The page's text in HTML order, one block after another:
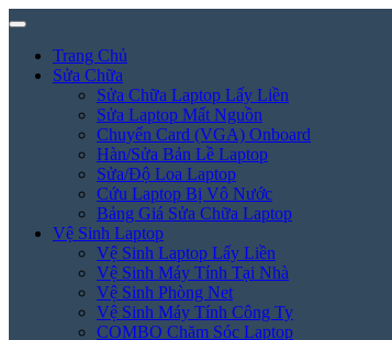
Trang Chủ
Sửa Chữa
Sửa Chữa Laptop Lấy Liền
Sửa Laptop Mất Nguồn
Chuyển Card (VGA) Onboard
Hàn/Sửa Bản Lề Laptop
Sửa/Độ Loa Laptop
Cứu Laptop Bị Vô Nước
Bảng Giá Sửa Chữa Laptop
Vệ Sinh Laptop
Vệ Sinh Laptop Lấy Liền
Vệ Sinh Máy Tính Tại Nhà
Vệ Sinh Phòng Net
Vệ Sinh Máy Tính Công Ty
COMBO Chăm Sóc Laptop